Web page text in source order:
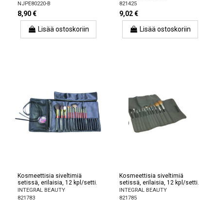
NJPE80220-B
8,90 €
Lisää ostoskoriin
821425
9,02 €
Lisää ostoskoriin
Kosmeettisia siveltimiä
setissä, erilaisia, 12 kpl/setti.
INTEGRAL BEAUTY
821783
Kosmeettisia siveltimiä
setissä, erilaisia, 12 kpl/setti.
INTEGRAL BEAUTY
821785